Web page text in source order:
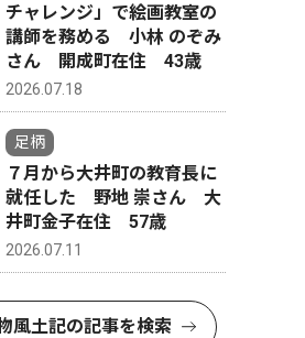
チャレンジ」で絵画教室の
講師を務める 小林 のぞみ
さん 開成町在住 43歳
2026.07.18
足柄
７月から大井町の教育長に
就任した 野地 崇さん 大
井町金子在住 57歳
2026.07.11
風土記の記事を検索